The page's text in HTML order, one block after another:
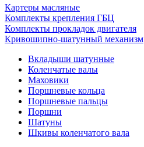
Картеры масляные
Комплекты крепления ГБЦ
Комплекты прокладок двигателя
Кривошипно-шатунный механизм
Вкладыши шатунные
Коленчатые валы
Маховики
Поршневые кольца
Поршневые пальцы
Поршни
Шатуны
Шкивы коленчатого вала